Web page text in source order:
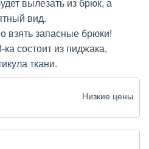
вылезать из брюк, а
вид.
взять запасные брюки!
состоит из пиджака,
ткани.
Низкие цены